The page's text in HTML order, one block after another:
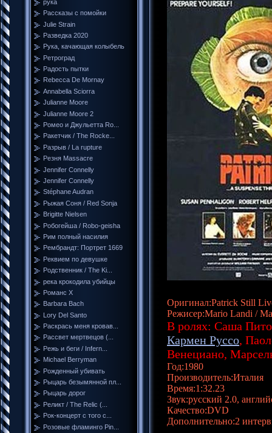
рука
Рассказы с помойки
Julie Strain
Разведка 2020
Рука, качающая колыбель
Ретроград
Радость пытки
Rebecca De Mornay
Annabella Sciorra
Julianne Moore
Julianne Moore 2
Ромео и Джульетта Ro...
Ракетчик / The Rocke...
Разрыв / La rupture
Резня Massacre
Jennifer Connelly
Jennifer Connelly
Stéphane Audran
Рыжая Соня / Red Sonja
Brigitte Nielsen
Робогейша / Robo-geisha
Рим полный насилия
Рембрандт: Портрет 1669
Реквием по девушке
Родственник / The Ki...
река крокодила убийцы
Романс Х
Barbara Bach
Lory Del Santo
Раскрась меня кровав...
Рассвет мертвецов (...
Режь и беги / Infern...
Michael Berryman
Рожденный убивать
Рыцарь безымянной пл...
Рыцарь дорог
Реликт / The Relic (...
Рок-концерт с того с...
Розовые фламинго Pin...
Оригинал:Patrick Still
Режисер:Mario Landi /
В ролях: Саша
Кармен Руссо,
Венециано,
Год:1980
Производитель:Италия
Время:1:32.23
Звук:русский 2.0,
Качество:DVD
Дополнительно:2